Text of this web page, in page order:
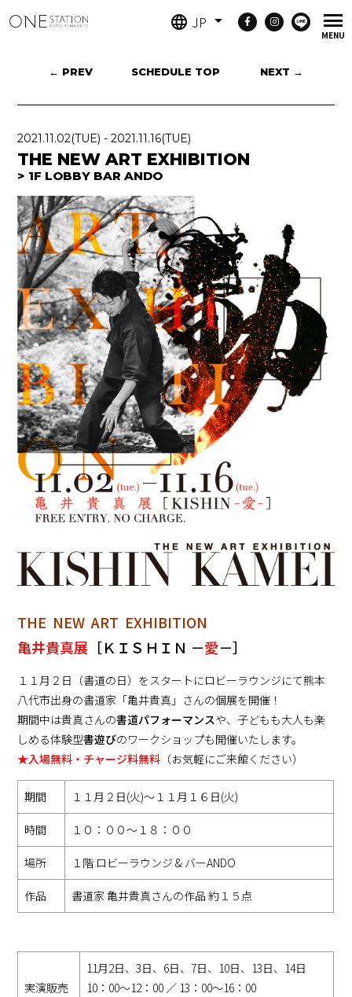
JP
← PREV SCHEDULE TOP NEXT →
2021.11.02(TUE) -2021.11.16(TUE)
THE NEW ART EXHIBITION
1F LOBBY BAR ANDO
THE NEW ART EXHIBITION
亀井貴真展 ［ＫＩＳＨＩＮ －愛－］
１１月２日（書道の日）をスタートにロビーラウンジにて熊本
八代市出身の書道家「亀井貴真」さんの個展を開催！
期間中は貴真さんの書道パフォーマンスや、子どもも大人も楽
しめる体験型書遊びのワークショップも開催いたします。
★入場無料・チャージ料無料 （お気軽にご来館ください）
期間 １１月２日(火)～１１月１６日(火)
時間 １０：００～１８：００
場所 １階 ロビーラウンジ & バーANDO
作品 書道家 亀井貴真さんの作品 約１５点
実演販売
11月2日、3日、6日、7日、10日、13日、14日
10：00〜12：00 ／ 13：00〜16：00